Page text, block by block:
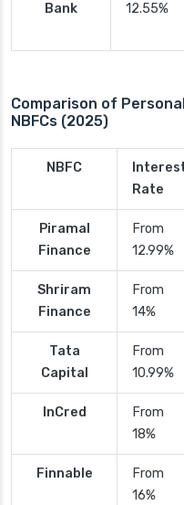
Bank
12.55%
Comparison of
NBFCs (2025)
NBFC
Rate
Piramal
Finance
From
12.99%
Shriram
Finance
From
14%
Tata
Capital
From
10.99%
InCred
From
18%
Finnable
From
16%